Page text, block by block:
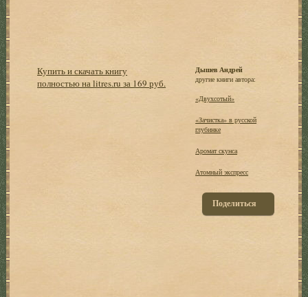
Купить и скачать книгу
полностью на litres.ru за 169 руб.
Дышев Андрей
другие книги автора:
«Двухсотый»
«Зачистка» в русской
глубинке
Аромат скунса
Атомный экспресс
Поделиться